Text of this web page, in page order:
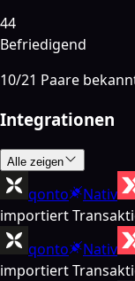
44
Befriedigend
10/21 Paare
Integrationen
Alle zeigen
qonto Nativ
importiert
qonto
Nativ
importiert